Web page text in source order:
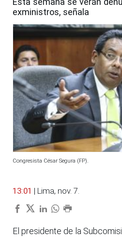
exministros, señala
Congresista César Segura (FP).
13:01 | Lima, nov. 7.
El presidente de la